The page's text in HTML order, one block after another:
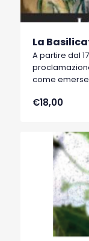
La
A partire dal
come
economico
€18,00